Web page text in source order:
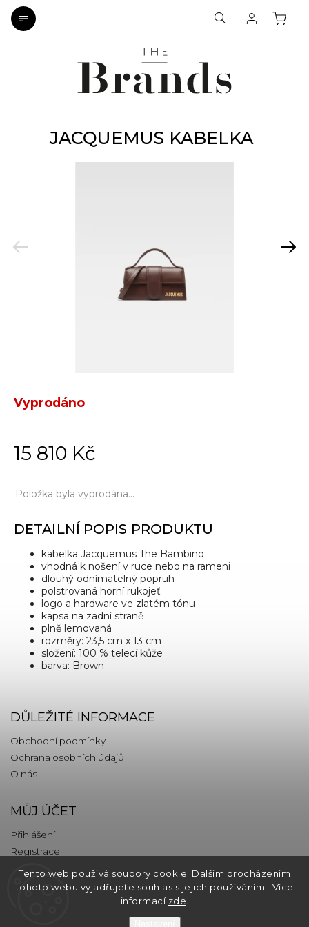
Tento web používá soubory cookie. Dalším procházením
tohoto webu vyjadřujete souhlas s jejich používáním.. Více
informací zde
JACQUEMUS KABELKA
Previous Next
15 810 Kč
Vyprodáno
Položka byla vyprodána…
DETAILNÍ POPIS PRODUKTU
kabelka Jacquemus The Bambino
vhodná k nošení v ruce nebo na rameni
dlouhý odnímatelný popruh
polstrovaná horní rukojeť
logo a hardware ve zlatém tónu
kapsa na zadní straně
plně lemovaná
rozměry: 23,5 cm x 13 cm
složení: 100 % telecí kůže
barva: Brown
DŮLEŽITÉ INFORMACE
Obchodní podmínky
Ochrana osobních údajů
O nás
MŮJ ÚČET
Přihlášení
Registrace
KONTAKT